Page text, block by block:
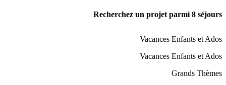
Recherchez un projet parmi 8 séjours
Vacances Enfants et Ados
Vacances Enfants et Ados
Grands Thèmes